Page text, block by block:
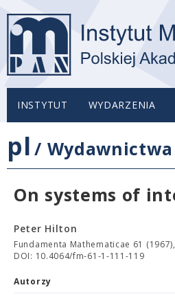
INSTYTUT WYDARZENIA
pl / Wydawnictwa
On systems of
Peter Hilton
Fundamenta Mathematicae 61
DOI: 10.4064/fm-61-1-111-119
Autorzy